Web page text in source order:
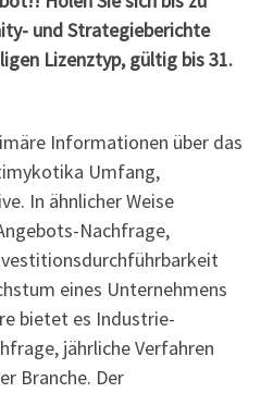
und Strategieberichte
Lizenztyp, gültig bis 31.
Informationen über das
Umfang,
In ähnlicher Weise
Nachfrage,
eines Unternehmens
bietet es Industrie-
jährliche Verfahren
Branche. Der